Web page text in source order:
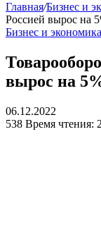
Главная/Бизнес и
Россией вырос на
Бизнес и экономика
вырос на
06.12.2022
538 Время чтения: